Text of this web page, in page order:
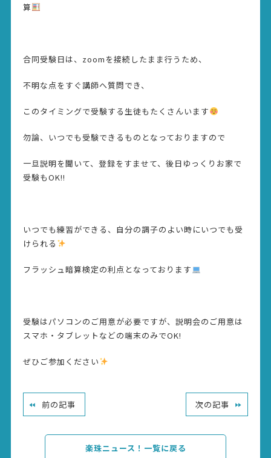
算
合同受験日は、zoomを接続したまま行うため、
不明な点をすぐ講師へ質問でき、
このタイミングで受験する生徒もたくさんいます
勿論、いつでも受験できるものとなっておりますので
一旦説明を聞いて、登録をすませて、後日ゆっくりお家で
受験もOK!!
いつでも練習ができる、自分の調子のよい時にいつでも受
けられる
フラッシュ暗算検定の利点となっております
受験はパソコンのご用意が必要ですが、説明会のご用意は
スマホ・タブレットなどの端末のみでOK!
ぜひご参加ください
前の記事 次の記事
楽珠ニュース！一覧に戻る